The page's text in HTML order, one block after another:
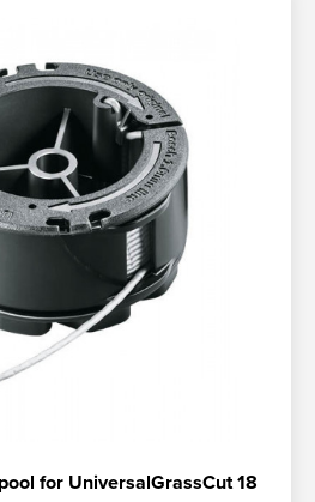
for UniversalGrassCut 18